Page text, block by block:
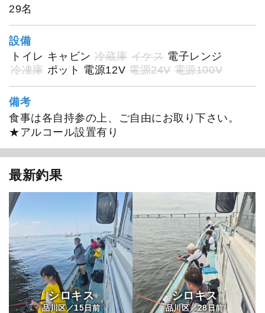
29名
設備
トイレ キャビン 冷蔵庫 イケス 電子レンジ
冷凍庫 ポット 電源12V 電源24V 電源100V
備考
食事は各自持参の上、ご自由にお取り下さい。
★アルコール設置有り
最新釣果
シロキス
品川区／15日前
シロキス
品川区／28日前